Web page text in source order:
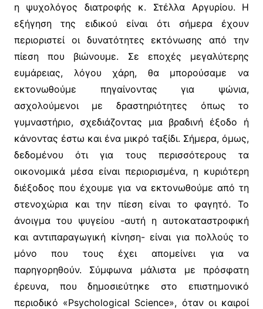
η ψυχολόγος διατροφής κ. Στέλλα Αργυρίου. Η
εξήγηση της ειδικού είναι ότι σήμερα έχουν
περιοριστεί οι δυνατότητες εκτόνωσης από την
πίεση που βιώνουμε. Σε εποχές μεγαλύτερης
ευμάρειας, λόγου χάρη, θα μπορούσαμε να
εκτονωθούμε πηγαίνοντας για ψώνια,
ασχολούμενοι με δραστηριότητες όπως το
γυμναστήριο, σχεδιάζοντας μια βραδινή έξοδο ή
κάνοντας έστω και ένα μικρό ταξίδι. Σήμερα, όμως,
δεδομένου ότι για τους περισσότερους τα
οικονομικά μέσα είναι περιορισμένα, η κυριότερη
διέξοδος που έχουμε για να εκτονωθούμε από τη
στενοχώρια και την πίεση είναι το φαγητό. Το
άνοιγμα του ψυγείου -αυτή η αυτοκαταστροφική
και αντιπαραγωγική κίνηση- είναι για πολλούς το
μόνο που τους έχει απομείνει για να
παρηγορηθούν. Σύμφωνα μάλιστα με πρόσφατη
έρευνα, που δημοσιεύτηκε στο επιστημονικό
περιοδικό «Psychological Science», όταν οι καιροί